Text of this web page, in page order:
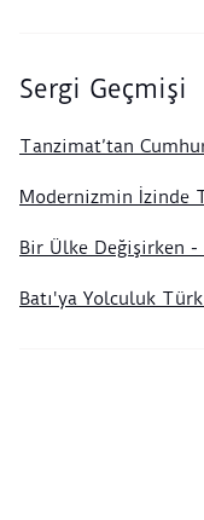
Sergi Geçmişi
Tanzimat’tan
Modernizmin İzinde
Bir Ülke Değişirken
Batı'ya Yolculuk